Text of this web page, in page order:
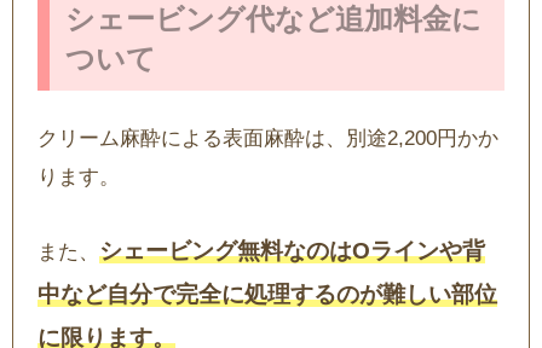
シェービング代など追加料金に
ついて
クリーム麻酔による表面麻酔は、別途2,200円かか
ります。
また、 シェービング無料なのはOラインや背
中など自分で完全に処理するのが難しい部位
に限ります。